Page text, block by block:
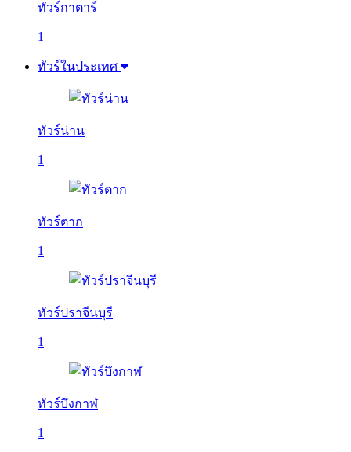
ทัวร์กาตาร์
1
ทัวร์ในประเทศ
ทัวร์น่าน
1
ทัวร์ตาก
1
ทัวร์ปราจีนบุรี
1
ทัวร์บึงกาฬ
1